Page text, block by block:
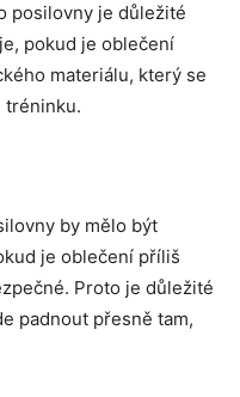
posilovny je důležité
pokud je oblečení
materiálu, který se
tréninku.
by mělo být
je oblečení příliš
Proto je důležité
padnout přesně tam,